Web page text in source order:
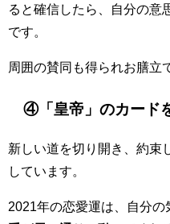
ると確信したら、自分の意
です。
周囲の賛同も得られお膳立
④「皇帝」のカード
新しい道を切り開き、約束
しています。
2021年の恋愛運は、自分の